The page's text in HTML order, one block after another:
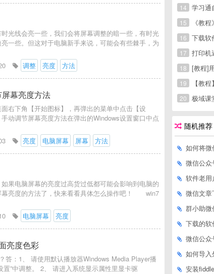
光线会亮一些，我们会将屏幕调整的暗一些，有时光
一些。但这对于电脑新手来说，可能会有些棘手，为
调整 亮度 方法
幕亮度方法
右下角【开始图标】，再弹出的菜单中点击【设
动调节屏幕亮度方法在弹出的Windows设置窗口中点
亮度 电脑屏幕 屏幕 方法
果电脑屏幕的亮度过高货过低都可能会影响到电脑的
幕亮度的方法了，快来看看具体怎么操作吧！ win7
电脑屏幕 亮度
亮度色彩
答：1、 请使用默认播放器Windows Media Player播
中调整。 2、 请进入系统显示属性里显卡驱
14
学习通
15
《教程
16
下载软
17
打印机
18
[教程]
19
【教
20 极域课
随机推荐
如何将微
微信公众号
软件老用
微信文章下载
群小助微
下载的软件被360、
微信公众
如何导入外部
安装fiddler证